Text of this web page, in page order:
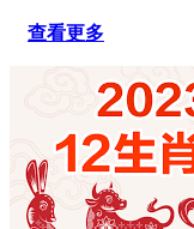
查看更多